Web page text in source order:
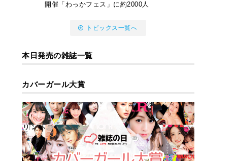
開催「わっかフェス」に約2000人
トピックス一覧へ
本日発売の雑誌一覧
カバーガール大賞